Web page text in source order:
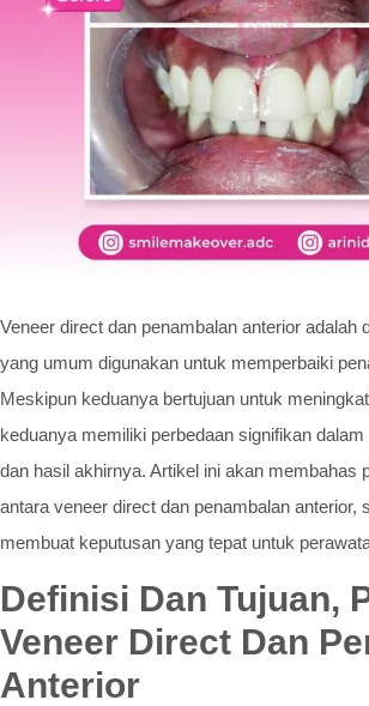
Veneer direct dan penambalan anterior adalah
yang umum digunakan untuk memperbaiki
Meskipun keduanya bertujuan untuk
keduanya memiliki perbedaan signifikan
dan hasil akhirnya. Artikel ini akan membahas
antara veneer direct dan penambalan anterior,
membuat keputusan yang tepat untuk
Definisi Dan Tujuan,
Veneer Direct Dan
Anterior